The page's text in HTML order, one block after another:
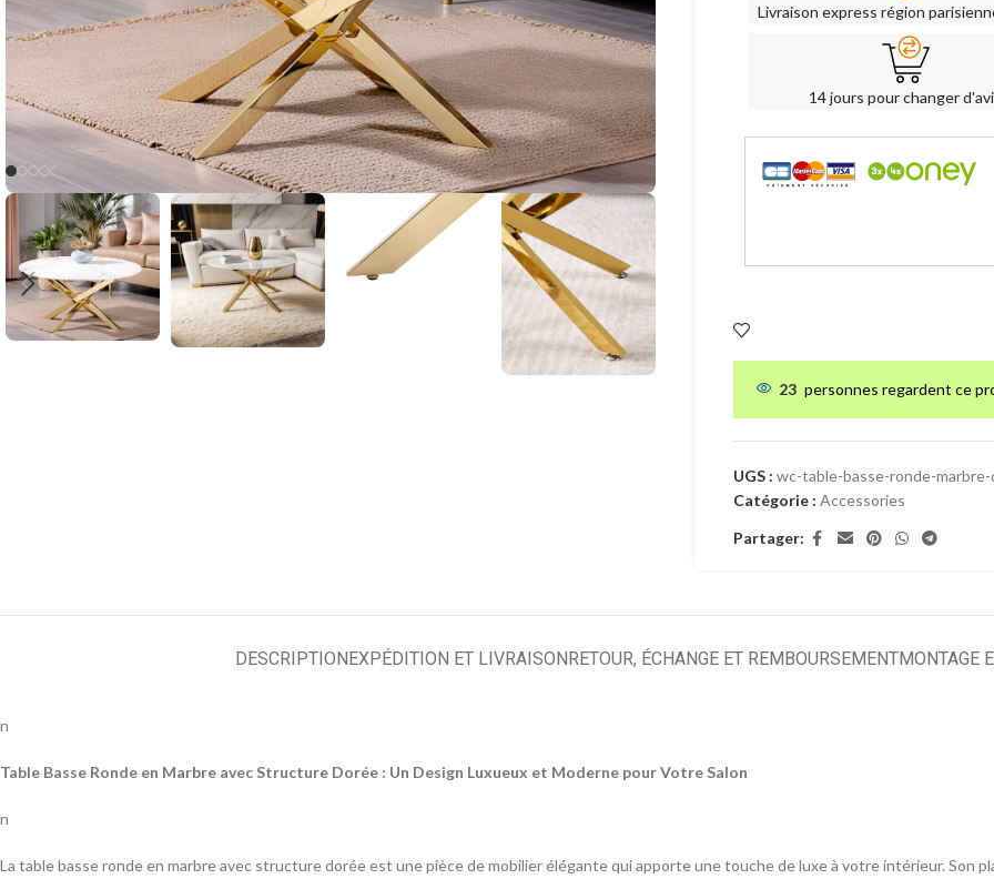
Livraison express région
14 jours pour changer
23 personnes regardent ce
UGS : wc-table-basse-ronde-
Catégorie : Accessories
Partager:
DESCRIPTIONEXPÉDITION ET LIVRAISONRETOUR, ÉCHANGE ET REMBOURSEMENTMONTAGE
n
Table Basse Ronde en Marbre avec Structure Dorée : Un Design Luxueux et Moderne pour Votre Salon
n
La table basse ronde en marbre avec structure dorée est une pièce de mobilier élégante qui apporte une touche de luxe à votre intérieur. Son